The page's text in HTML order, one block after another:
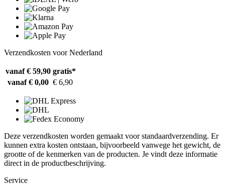
Verzendkosten voor Nederland
vanaf € 59,90 gratis*
vanaf € 0,00 € 6,90
Deze verzendkosten worden gemaakt voor standaardverzending. Er
kunnen extra kosten ontstaan, bijvoorbeeld vanwege het gewicht, de
grootte of de kenmerken van de producten. Je vindt deze informatie
direct in de productbeschrijving.
Service